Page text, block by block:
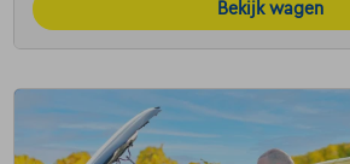
Bekijk wagen